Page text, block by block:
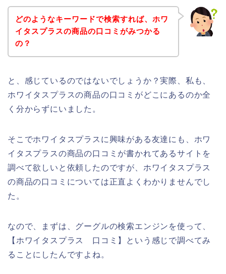
どのようなキーワードで検索すれば、ホワ
イタスプラスの商品の口コミがみつかる
の？
と、感じているのではないでしょうか？実際、私も、
ホワイタスプラスの商品の口コミがどこにあるのか全
く分からずにいました。
そこでホワイタスプラスに興味がある友達にも、ホワ
イタスプラスの商品の口コミが書かれてあるサイトを
調べて欲しいと依頼したのですが、ホワイタスプラス
の商品の口コミについては正直よくわかりませんでし
た。
なので、まずは、グーグルの検索エンジンを使って、
【ホワイタスプラス 口コミ】という感じで調べてみ
ることにしたんですよね。